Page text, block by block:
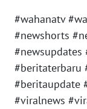
#wahanatv
#newshorts
#beritaterbaru
#beritaupdate
#viralnews
SULBAR
WN
BABEL